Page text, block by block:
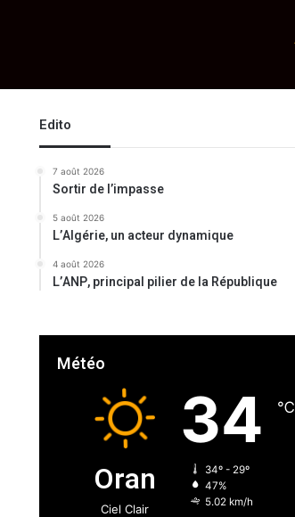
Edito
7 août 2026
Sortir de l’impasse
5 août 2026
L’Algérie, un acteur dynamique
4 août 2026
L’ANP, principal pilier de la République
Météo
Oran
Ciel Clair
34 ℃
34º - 29º
47%
5.02 km/h